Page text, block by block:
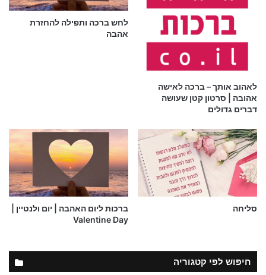
לחש ברכה ותפילה להחזרת
אהבה
לאהוב אותך – ברכה לאישה
אהובה | סרטון קטן שעושה
דברים גדולים
ברכות ליום האהבה | יום ולנטיין |
Valentine Day
סליחה
חיפוש לפי קטגוריה